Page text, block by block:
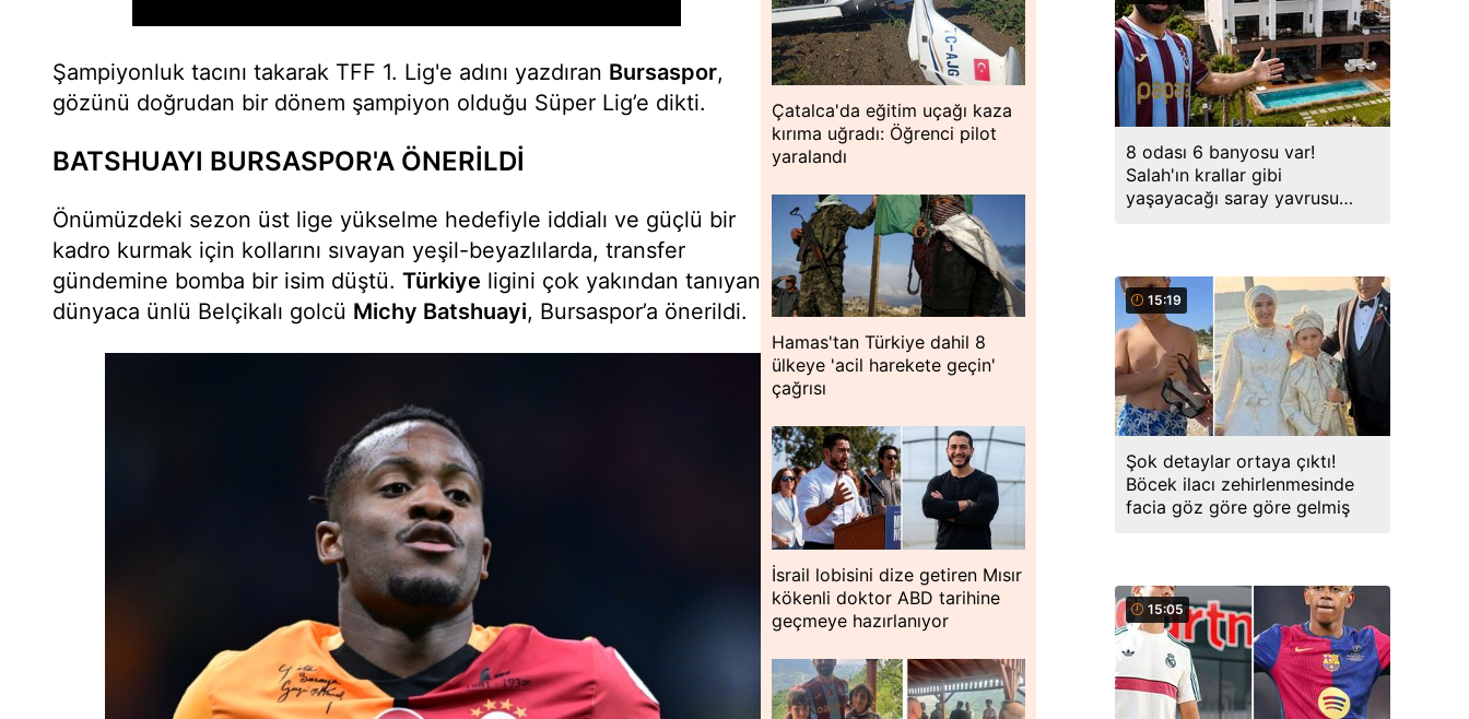
Şampiyonluk tacını takarak TFF 1. Lig'e adını yazdıran Bursaspor,
gözünü doğrudan bir dönem şampiyon olduğu Süper Lig’e dikti.
BATSHUAYI BURSASPOR'A ÖNERİLDİ
Önümüzdeki sezon üst lige yükselme hedefiyle iddialı ve güçlü bir
kadro kurmak için kollarını sıvayan yeşil-beyazlılarda, transfer
gündemine bomba bir isim düştü. Türkiye ligini çok yakından tanıyan
dünyaca ünlü Belçikalı golcü Michy Batshuayi, Bursaspor’a önerildi.
Çatalca'da eğitim uçağı kaza
kırıma uğradı: Öğrenci pilot
yaralandı
Hamas'tan Türkiye dahil 8
ülkeye 'acil harekete geçin'
çağrısı
İsrail lobisini dize getiren Mısır
kökenli doktor ABD tarihine
geçmeye hazırlanıyor
8 odası 6 banyosu var!
Salah'ın krallar gibi
yaşayacağı saray yavrusu
15:19
Şok detaylar ortaya çıktı!
Böcek ilacı zehirlenmesinde
facia göz göre göre gelmiş
15:05